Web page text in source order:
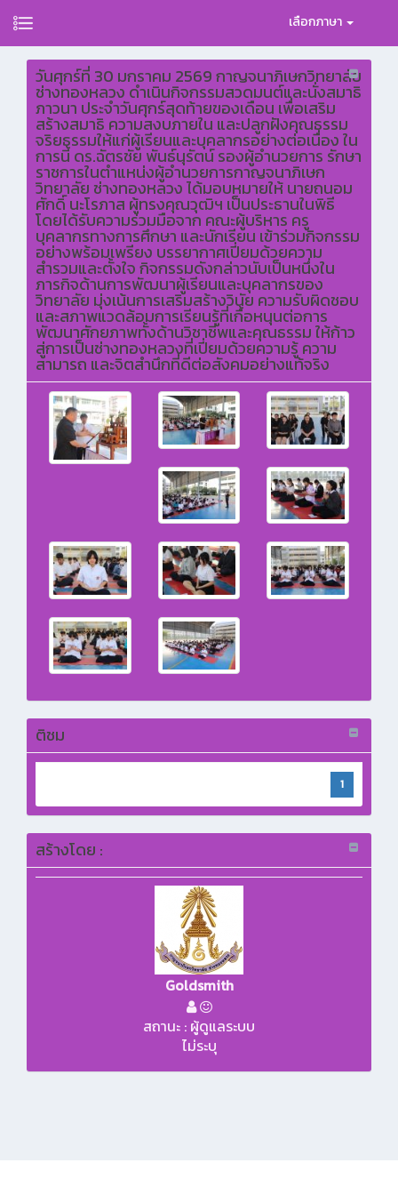
เลือกภาษา
วันศุกร์ที่ 30 มกราคม 2569 กาญจนาภิเษกวิทยาลัย
ช่างทองหลวง ดำเนินกิจกรรมสวดมนต์และนั่งสมาธิ
ภาวนา ประจำวันศุกร์สุดท้ายของเดือน เพื่อเสริม
สร้างสมาธิ ความสงบภายใน และปลูกฝังคุณธรรม
จริยธรรมให้แก่ผู้เรียนและบุคลากรอย่างต่อเนื่อง ใน
การนี้ ดร.ฉัตรชัย พันธ์นุรัตน์ รองผู้อำนวยการ รักษา
ราชการในตำแหน่งผู้อำนวยการกาญจนาภิเษก
วิทยาลัย ช่างทองหลวง ได้มอบหมายให้ นายถนอม
ศักดิ์ นะโรภาส ผู้ทรงคุณวุฒิฯ เป็นประธานในพิธี
โดยได้รับความร่วมมือจาก คณะผู้บริหาร ครู
บุคลากรทางการศึกษา และนักเรียน เข้าร่วมกิจกรรม
อย่างพร้อมเพรียง บรรยากาศเปี่ยมด้วยความ
สำรวมและตั้งใจ กิจกรรมดังกล่าวนับเป็นหนึ่งใน
ภารกิจด้านการพัฒนาผู้เรียนและบุคลากรของ
วิทยาลัย มุ่งเน้นการเสริมสร้างวินัย ความรับผิดชอบ
และสภาพแวดล้อมการเรียนรู้ที่เกื้อหนุนต่อการ
พัฒนาศักยภาพทั้งด้านวิชาชีพและคุณธรรม ให้ก้าว
สู่การเป็นช่างทองหลวงที่เปี่ยมด้วยความรู้ ความ
สามารถ และจิตสำนึกที่ดีต่อสังคมอย่างแท้จริง
ติชม
1
สร้างโดย :
Goldsmith
สถานะ : ผู้ดูแลระบบ
ไม่ระบุ